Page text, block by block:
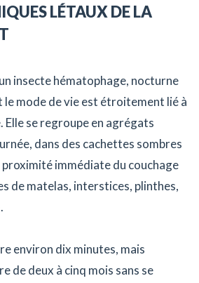
LÉTAUX DE LA
insecte hématophage, nocturne
mode de vie est étroitement lié à
Elle se regroupe en agrégats
dans des cachettes sombres
immédiate du couchage
de matelas, interstices, plinthes,
environ dix minutes, mais
de deux à cinq mois sans se